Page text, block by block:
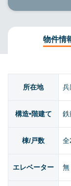
物件情
所在地 兵
構造•階建て 鉄
棟/戸数 全
エレベーター 無